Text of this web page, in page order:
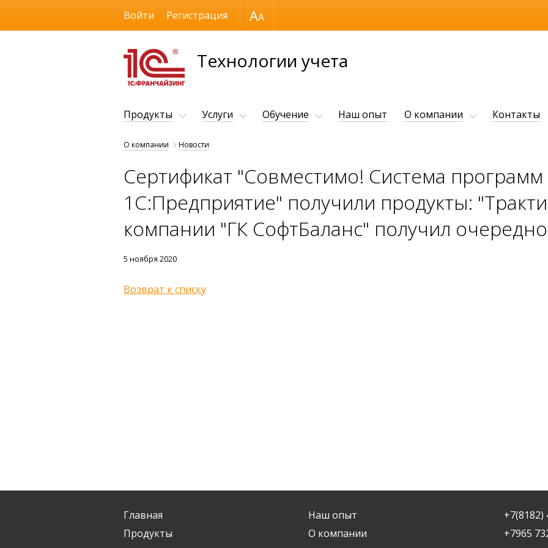
Размер шрифта
Технологии учета
Войти Регистрация
Продукты Услуги Обучение Наш опыт О компании Контакты
О компании Новости
Сертификат "Совместимо! Система программ
1С:Предприятие" получили продукты:
компании "ГК СофтБаланс" получил
5 ноября 2020
Возврат к списку
Главная
Продукты
Наш опыт
О компании
+7(8182)
+7965